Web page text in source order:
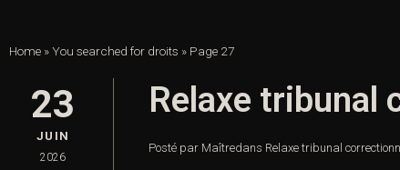
Home »You searched for droits » Page 27
23
JUIN
2026
Relaxe tribunal
Posté par Maîtredans Relaxe tribunal